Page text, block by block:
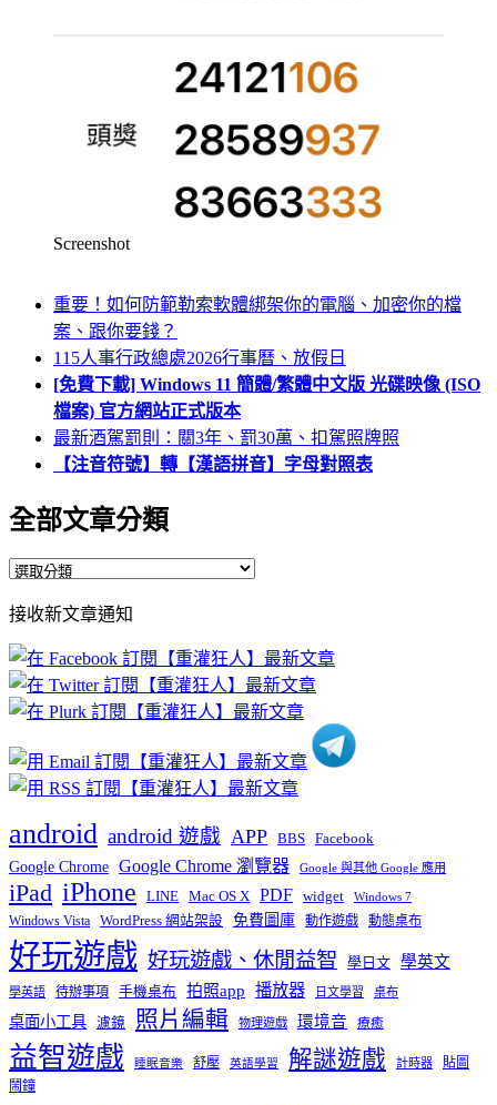
Screenshot
重要！如何防範勒索軟體綁架你的電腦、加密你的檔
案、跟你要錢？
115人事行政總處2026行事曆、放假日
[免費下載] Windows 11 簡體/繁體中文版 光碟映像 (ISO
檔案) 官方網站正式版本
最新酒駕罰則：關3年、罰30萬、扣駕照牌照
【注音符號】轉【漢語拼音】字母對照表
全部文章分類
全
文
章
分
類
接收新文章通知
android android 遊戲 APP BBS Facebook
Google Chrome Google Chrome 瀏覽器 Google 與其他 Google 應用
iPad iPhone LINE Mac OS X PDF widget Windows 7
Windows Vista WordPress 網站架設 免費圖庫 動作遊戲 動態桌布
好玩遊戲 好玩遊戲、休閒益智 學日文 學英文
學英語 待辦事項 手機桌布 拍照app 播放器 日文學習 桌布
桌面小工具 濾鏡 照片編輯 物理遊戲 環境音 療癒
益智遊戲 睡眠音樂 舒壓 英語學習 解謎遊戲 計時器
貼圖
鬧鐘